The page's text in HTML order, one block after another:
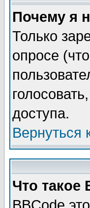
Почему я
Только
опросе
доступа.
Вернуться
Что такое